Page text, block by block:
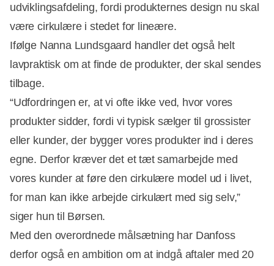
udviklingsafdeling, fordi produkternes design nu skal
være cirkulære i stedet for lineære.
Ifølge Nanna Lundsgaard handler det også helt
lavpraktisk om at finde de produkter, der skal sendes
tilbage.
“Udfordringen er, at vi ofte ikke ved, hvor vores
produkter sidder, fordi vi typisk sælger til grossister
eller kunder, der bygger vores produkter ind i deres
egne. Derfor kræver det et tæt samarbejde med
vores kunder at føre den cirkulære model ud i livet,
for man kan ikke arbejde cirkulært med sig selv,”
siger hun til Børsen.
Med den overordnede målsætning har Danfoss
derfor også en ambition om at indgå aftaler med 20